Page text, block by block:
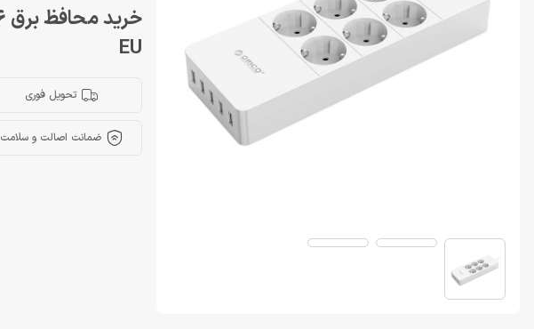
EU
تحویل فوری
ضمانت اصالت و سلامت